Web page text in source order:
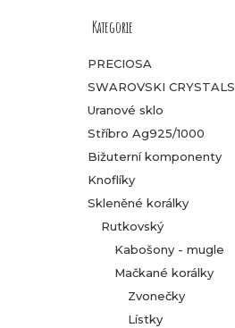
P
o
s
t
r
a
Přeskočit
Kategorie
PRECIOSA
SWAROVSKI CRYSTALS
Uranové sklo
Stříbro Ag925/1000
Bižuterní komponenty
Knoflíky
Skleněné korálky
Rutkovský
Kabošony - mugle
Mačkané korálky
Zvonečky
Lístky